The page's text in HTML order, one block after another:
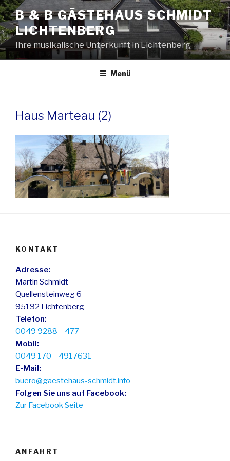
Zum
Inhalt
springen
B & B GÄSTEHAUS SCHMIDT
LICHTENBERG
Ihre musikalische Unterkunft in Lichtenberg
Menü
Haus Marteau (2)
KONTAKT
Adresse:
Martin Schmidt
Quellensteinweg 6
95192 Lichtenberg
Telefon:
0049 9288 – 477
Mobil:
0049 170 – 4917631
E-Mail:
buero@gaestehaus-schmidt.info
Folgen Sie uns auf Facebook:
Zur Facebook Seite
ANFAHRT